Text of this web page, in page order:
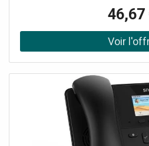
avec commandes vocales
d'alimentation Entrée 230 Vac
Signal de commande Boutons,
Dimensions (mm) : 88 x 39 x 23
boutons NA / tactile (TE10) +
802.11 b/g/n) pour contrôle à
Google Assistant et Amazon
Installation dans tableau avec
limitées (max ~2 mètres) ;
utiliser relais impulsifs
46,67